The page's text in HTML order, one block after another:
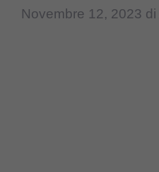
Novembre 12, 2023 di